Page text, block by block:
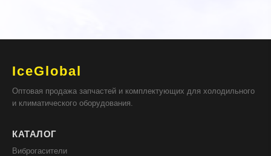
IceGlobal
Оптовая продажа запчастей и комплектующих для холодильного
и климатического оборудования.
КАТАЛОГ
Виброгасители